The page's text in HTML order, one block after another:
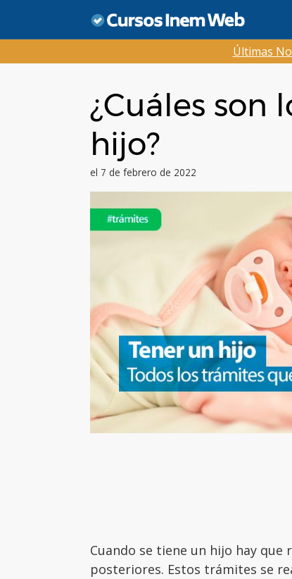
contenido
Últimas
¿Cuáles son
hijo?
el 7 de febrero de 2022
Cuando se tiene un hijo hay que
posteriores. Estos trámites se